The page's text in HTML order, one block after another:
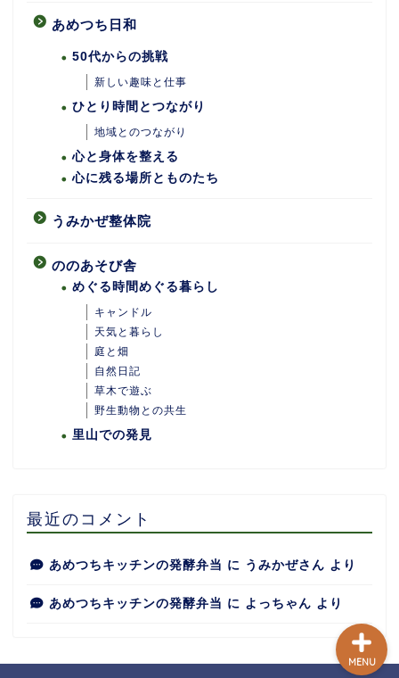
あめつち日和
50代からの挑戦
新しい趣味と仕事
ひとり時間とつながり
地域とのつながり
心と身体を整える
心に残る場所とものたち
うみかぜ整体院
ののあそび舎
めぐる時間めぐる暮らし
キャンドル
天気と暮らし
庭と畑
自然日記
草木で遊ぶ
野生動物との共生
里山での発見
最近のコメント
あめつちキッチンの発酵弁当 に うみかぜさん より
あめつちキッチンの発酵弁当 に よっちゃん より
MENU